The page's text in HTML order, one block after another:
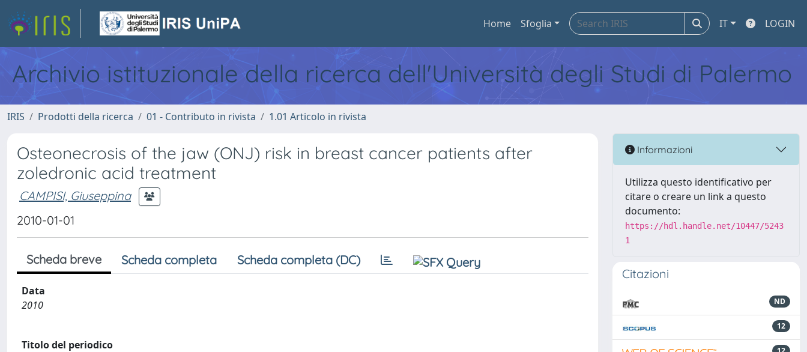
Home Sfoglia IT LOGIN
Archivio istituzionale della ricerca dell'Università degli Studi di Palermo
IRIS Prodotti della ricerca 01 - Contributo in rivista 1.01 Articolo in rivista
Osteonecrosis of the jaw (ONJ) risk in breast cancer patients after
zoledronic acid treatment
CAMPISI, Giuseppina
2010-01-01
Scheda breve Scheda completa Scheda completa (DC)
Data
2010
Titolo del periodico
Informazioni
Utilizza questo identificativo per
citare o creare un link a questo
documento:
https://hdl.handle.net/10447/5243
1
Citazioni
ND
12